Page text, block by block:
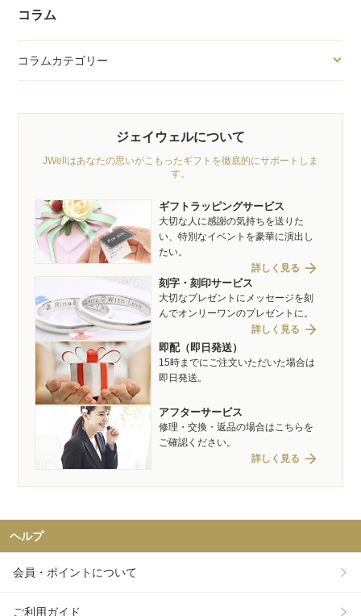
コラム
コラムカテゴリー
ジェイウェルについて
JWellはあなたの思いがこもったギフトを徹底的にサポートしま
す。
ギフトラッピングサービス
大切な人に感謝の気持ちを送りた
い、特別なイベントを豪華に演出し
たい。
詳しく見る arrow_forward
刻字・刻印サービス
大切なプレゼントにメッセージを刻
んでオンリーワンのプレゼントに。
詳しく見る arrow_forward
即配（即日発送）
15時までにご注文いただいた場合は
即日発送。
アフターサービス
修理・交換・返品の場合はこちらを
ご確認ください。
詳しく見る arrow_forward
ヘルプ
会員・ポイントについて
ご利用ガイド